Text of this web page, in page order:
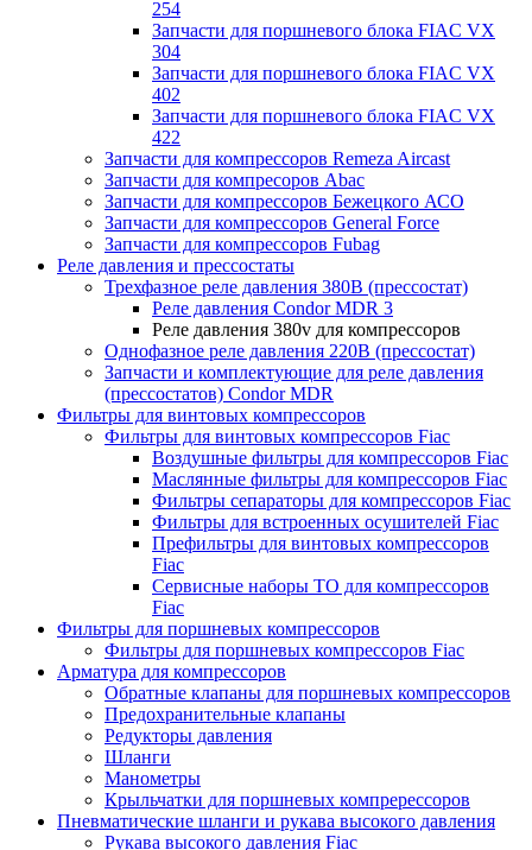
254
Запчасти для поршневого блока FIAC VX
304
Запчасти для поршневого блока FIAC VX
402
Запчасти для поршневого блока FIAC VX
422
Запчасти для компрессоров Remeza Aircast
Запчасти для компресоров Abac
Запчасти для компрессоров Бежецкого АСО
Запчасти для компрессоров General Force
Запчасти для компрессоров Fubag
Реле давления и прессостаты
Трехфазное реле давления 380В (прессостат)
Реле давления Condor MDR 3
Реле давления 380v для компрессоров
Однофазное реле давления 220В (прессостат)
Запчасти и комплектующие для реле давления
(прессостатов) Condor MDR
Фильтры для винтовых компрессоров
Фильтры для винтовых компрессоров Fiac
Воздушные фильтры для компрессоров Fiac
Маслянные фильтры для компрессоров Fiac
Фильтры сепараторы для компрессоров Fiac
Фильтры для встроенных осушителей Fiac
Префильтры для винтовых компрессоров
Fiac
Сервисные наборы ТО для компрессоров
Fiac
Фильтры для поршневых компрессоров
Фильтры для поршневых компрессоров Fiac
Арматура для компрессоров
Обратные клапаны для поршневых компрессоров
Предохранительные клапаны
Редукторы давления
Шланги
Манометры
Крыльчатки для поршневых компререссоров
Пневматические шланги и рукава высокого давления
Рукава высокого давления Fiac